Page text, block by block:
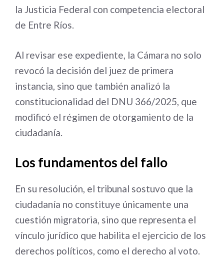
la Justicia Federal con competencia electoral
de Entre Ríos.
Al revisar ese expediente, la Cámara no solo
revocó la decisión del juez de primera
instancia, sino que también analizó la
constitucionalidad del DNU 366/2025, que
modificó el régimen de otorgamiento de la
ciudadanía.
Los fundamentos del fallo
En su resolución, el tribunal sostuvo que la
ciudadanía no constituye únicamente una
cuestión migratoria, sino que representa el
vínculo jurídico que habilita el ejercicio de los
derechos políticos, como el derecho al voto.